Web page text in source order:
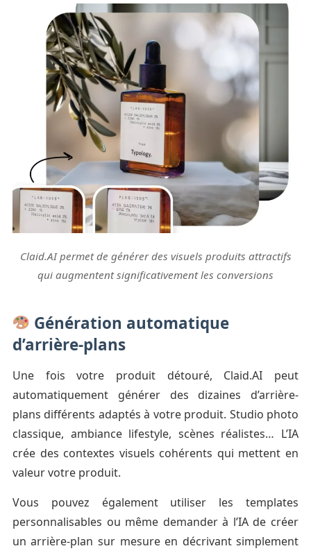
Claid.AI permet de générer des visuels produits attractifs
qui augmentent significativement les conversions
Génération automatique
d’arrière-plans
Une fois votre produit détouré, Claid.AI peut
automatiquement générer des dizaines d’arrière-
plans différents adaptés à votre produit. Studio photo
classique, ambiance lifestyle, scènes réalistes… L’IA
crée des contextes visuels cohérents qui mettent en
valeur votre produit.
Vous pouvez également utiliser les templates
personnalisables ou même demander à l’IA de créer
un arrière-plan sur mesure en décrivant simplement